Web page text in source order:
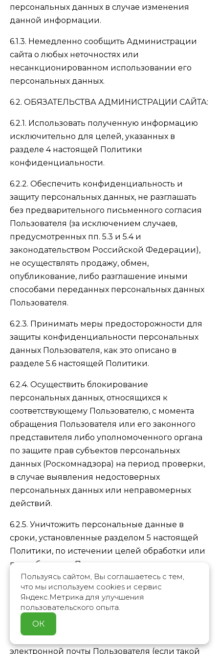
персональных данных в случае изменения
данной информации.
6.1.3. Немедленно сообщить Администрации
сайта о любых неточностях или
несанкционированном использовании его
персональных данных.
6.2. ОБЯЗАТЕЛЬСТВА АДМИНИСТРАЦИИ САЙТА:
6.2.1. Использовать полученную информацию
исключительно для целей, указанных в
разделе 4 настоящей Политики
конфиденциальности.
6.2.2. Обеспечить конфиденциальность и
защиту персональных данных, не разглашать
без предварительного письменного согласия
Пользователя (за исключением случаев,
предусмотренных пп. 5.3 и 5.4 и
законодательством Российской Федерации),
не осуществлять продажу, обмен,
опубликование, либо разглашение иными
способами переданных персональных данных
Пользователя.
6.2.3. Принимать меры предосторожности для
защиты конфиденциальности персональных
данных Пользователя, как это описано в
разделе 5.6 настоящей Политики.
6.2.4. Осуществить блокирование
персональных данных, относящихся к
соответствующему Пользователю, с момента
обращения Пользователя или его законного
представителя либо уполномоченного органа
по защите прав субъектов персональных
данных (Роскомнадзора) на период проверки,
в случае выявления недостоверных
персональных данных или неправомерных
действий.
6.2.5. Уничтожить персональные данные в
сроки, установленные разделом 5 настоящей
Политики, по истечении целей обработки или
по требованию Пользователя.
6.2.6. Уведомлять Пользователя о всех
внесенных изменениях в настоящую Политику
конфиденциальности путем размещения
соответствующей информации на сайте и
направления уведомления на адрес
электронной почты Пользователя (если такой
Пользуясь сайтом, Вы соглашаетесь с тем,
что мы используем cookies и сервис
Яндекс.Метрика для улучшения
пользовательского опыта.
ОК